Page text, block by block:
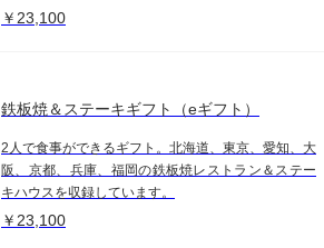
￥23,100
鉄板焼＆ステーキギフト（eギフト）
2人で食事ができるギフト。北海道、東京、愛知、大
阪、京都、兵庫、福岡の鉄板焼レストラン＆ステー
キハウスを収録しています。
￥23,100